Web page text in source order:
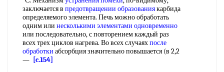
заключается в предотвращении образованиякарбида
определяемого элемента. Печь можно обработать
одним или несколькими элементами одновременно
или последовательно, с повторением каждый раз
всех трех циклов нагрева. Во всех случаяхпосле
обработки абсорбция значительно повышается (в 2,2
— [c.154]